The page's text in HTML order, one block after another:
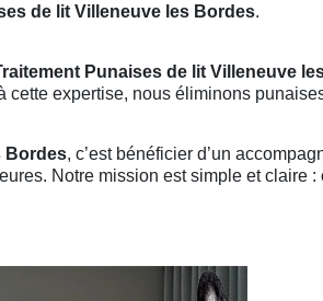
de lit Villeneuve les Bordes.
Punaises de lit Villeneuve
expertise, nous éliminons
Bordes, c’est bénéficier d’un
Notre mission est simple et claire :